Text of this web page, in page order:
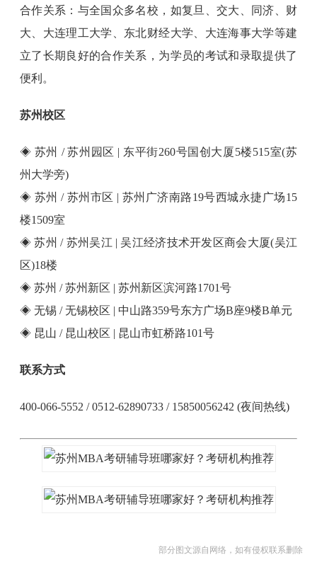
合作关系：与全国众多名校，如复旦、交大、同济、财
大、大连理工大学、东北财经大学、大连海事大学等建
立了长期良好的合作关系，为学员的考试和录取提供了
便利。
苏州校区
◈ 苏州 / 苏州园区 | 东平街260号国创大厦5楼515室(苏
州大学旁)
◈ 苏州 / 苏州市区 | 苏州广济南路19号西城永捷广场15
楼1509室
◈ 苏州 / 苏州吴江 | 吴江经济技术开发区商会大厦(吴江
区)18楼
◈ 苏州 / 苏州新区 | 苏州新区滨河路1701号
◈ 无锡 / 无锡校区 | 中山路359号东方广场B座9楼B单元
◈ 昆山 / 昆山校区 | 昆山市虹桥路101号
联系方式
400-066-5552 / 0512-62890733 / 15850056242 (夜间热线)
部分图文源自网络，如有侵权联系删除